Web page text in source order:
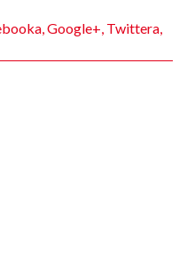
Google+, Twittera,